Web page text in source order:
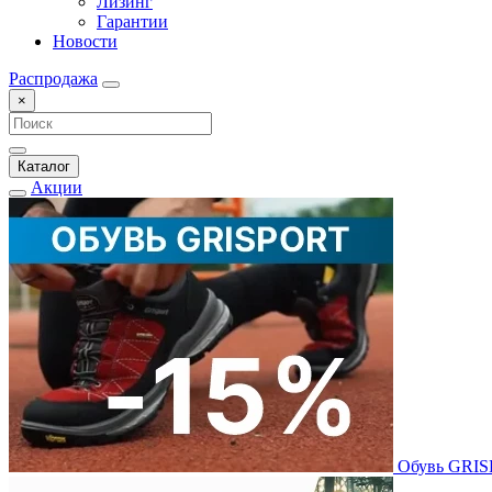
Гарантии
Новости
Распродажа
×
Каталог
Акции
Обувь